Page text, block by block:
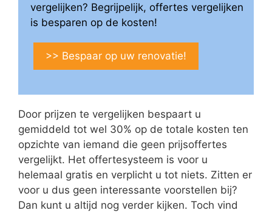
vergelijken? Begrijpelijk, offertes vergelijken
is besparen op de kosten!
>> Bespaar op uw renovatie!
Door prijzen te vergelijken bespaart u
gemiddeld tot wel 30% op de totale kosten ten
opzichte van iemand die geen prijsoffertes
vergelijkt. Het offertesysteem is voor u
helemaal gratis en verplicht u tot niets. Zitten er
voor u dus geen interessante voorstellen bij?
Dan kunt u altijd nog verder kijken. Toch vind